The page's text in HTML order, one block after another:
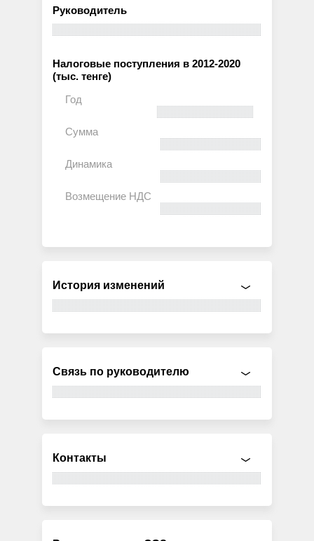
Руководитель
Налоговые поступления в 2012-2020
(тыс. тенге)
История изменений
Связь по руководителю
Контакты